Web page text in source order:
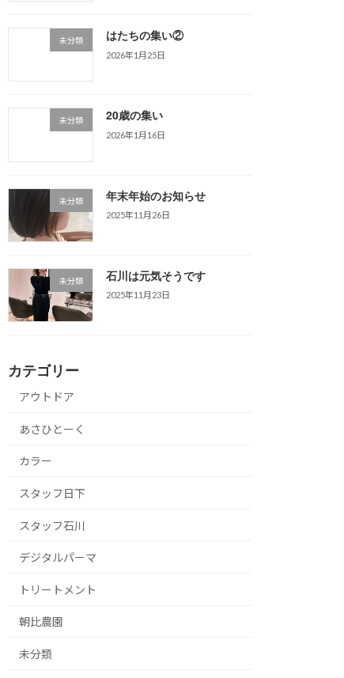
未分類 はたちの集い②
2026年1月25日
未分類 20歳の集い
2026年1月16日
未分類 年末年始のお知らせ
2025年11月26日
未分類 石川は元気そうです
2025年11月23日
カテゴリー
アウトドア
あさひとーく
カラー
スタッフ日下
スタッフ石川
デジタルパーマ
トリートメント
朝比農園
未分類